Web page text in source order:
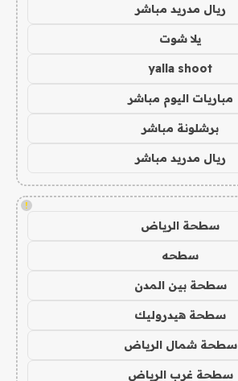
ريال مدريد مباشر
يلا شوت
yalla shoot
مباريات اليوم مباشر
برشلونة مباشر
ريال مدريد مباشر
!
سطحة الرياض
سطحه
سطحة بين المدن
سطحة هيدروليك
سطحة شمال الرياض
سطحة غرب الرياض